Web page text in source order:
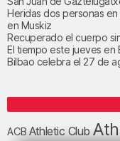
Heridas dos personas
en Muskiz
Recuperado el cuerpo
El tiempo este jueves en
Bilbao celebra el 27 de
ACB Athletic Club